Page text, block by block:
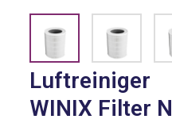
Luftreiniger
WINIX Filter N